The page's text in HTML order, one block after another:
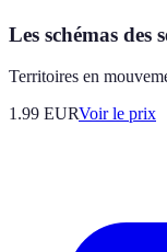
Les schémas des
Territoires en
1.99 EURVoir le prix